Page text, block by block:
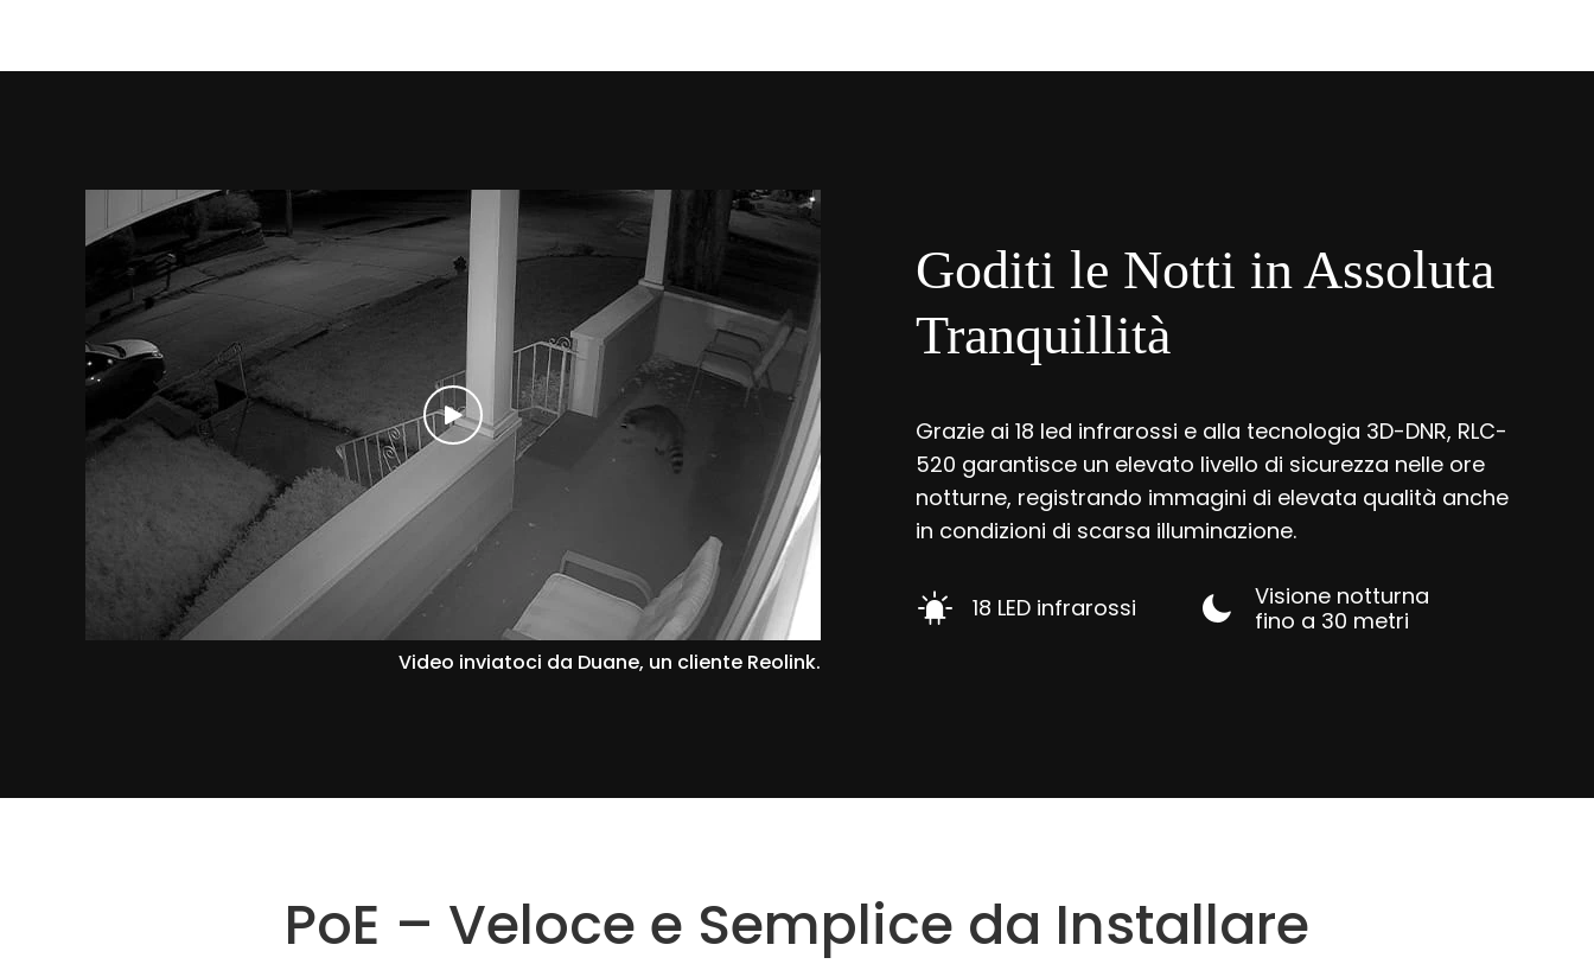
Video inviatoci da Duane, un cliente Reolink.
Goditi le Notti in Assoluta
Tranquillità
Grazie ai 18 led infrarossi e alla tecnologia 3D-DNR, RLC-
520 garantisce un elevato livello di sicurezza nelle ore
notturne, registrando immagini di elevata qualità anche
in condizioni di scarsa illuminazione.
18 LED infrarossi
Visione notturna
fino a 30 metri
PoE – Veloce e Semplice da Installare